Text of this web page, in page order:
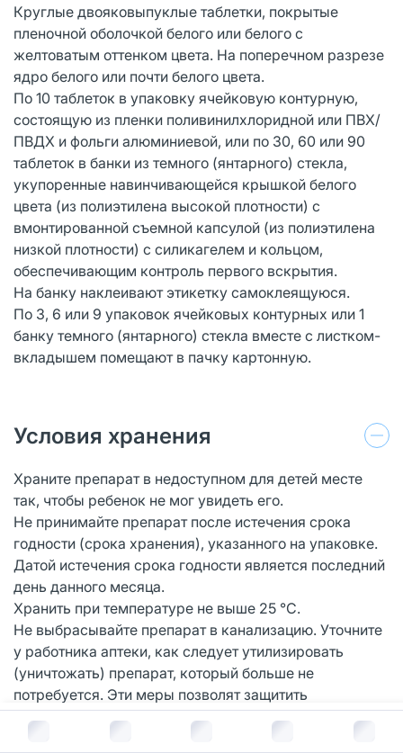
В корзину за руб.
Круглые двояковыпуклые таблетки, покрытые
пленочной оболочкой белого или белого с
желтоватым оттенком цвета. На поперечном разрезе
ядро белого или почти белого цвета.
По 10 таблеток в упаковку ячейковую контурную,
состоящую из пленки поливинилхлоридной или ПВХ/
ПВДХ и фольги алюминиевой, или по 30, 60 или 90
таблеток в банки из темного (янтарного) стекла,
укупоренные навинчивающейся крышкой белого
цвета (из полиэтилена высокой плотности) с
вмонтированной съемной капсулой (из полиэтилена
низкой плотности) с силикагелем и кольцом,
обеспечивающим контроль первого вскрытия.
На банку наклеивают этикетку самоклеящуюся.
По 3, 6 или 9 упаковок ячейковых контурных или 1
банку темного (янтарного) стекла вместе с листком-
вкладышем помещают в пачку картонную.
Условия хранения
Храните препарат в недоступном для детей месте
так, чтобы ребенок не мог увидеть его.
Не принимайте препарат после истечения срока
годности (срока хранения), указанного на упаковке.
Датой истечения срока годности является последний
день данного месяца.
Хранить при температуре не выше 25 °C.
Не выбрасывайте препарат в канализацию. Уточните
у работника аптеки, как следует утилизировать
(уничтожать) препарат, который больше не
потребуется. Эти меры позволят защитить
окружающую среду.